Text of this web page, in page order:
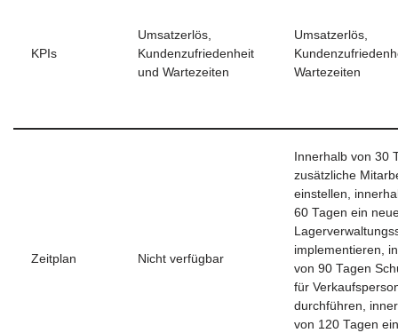
KPIs
Umsatzerlös,
Kundenzufriedenheit
und Wartezeiten
Umsatzerlös,
Wartezeiten
Zeitplan Nicht verfügbar
Innerhalb von 30
zusätzliche
einstellen,
60 Tagen ein
implementieren,
von 90 Tagen
für
durchführen,
von 120 Tagen ein